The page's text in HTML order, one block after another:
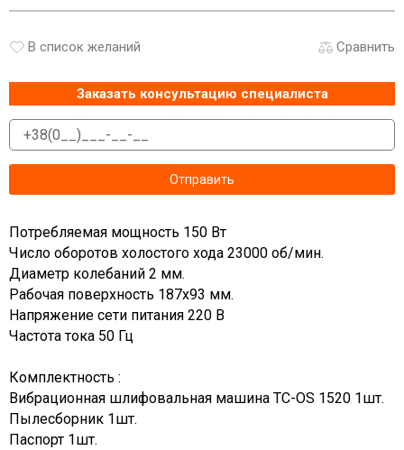
В список желаний Сравнить
Заказать консультацию специалиста
Потребляемая мощность 150 Вт
Число оборотов холостого хода 23000 об/мин.
Диаметр колебаний 2 мм.
Рабочая поверхность 187х93 мм.
Напряжение сети питания 220 В
Частота тока 50 Гц
Комплектность :
Вибрационная шлифовальная машина TC-OS 1520 1шт.
Пылесборник 1шт.
Паспорт 1шт.